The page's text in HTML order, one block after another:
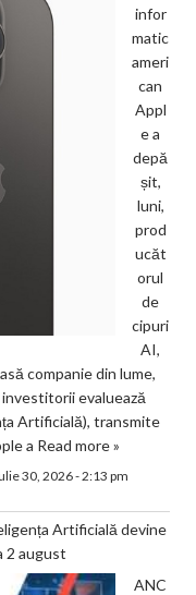
infor
matic
ameri
can
Appl
e a
depă
șit,
luni,
prod
ucăt
orul
de
cipuri
AI,
companie din lume,
evaluează
Artificială), transmite
a Read more »
30, 2026 - 2:13 pm
Artificială devine
2 august
ANC